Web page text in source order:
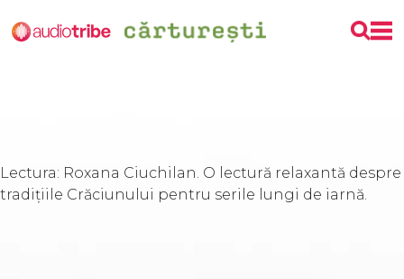
Lectura: Roxana Ciuchilan. O lectură relaxantă despre
tradițiile Crăciunului pentru serile lungi de iarnă.